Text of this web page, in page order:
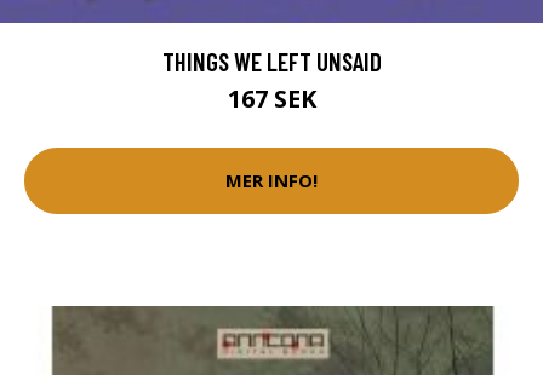
THINGS WE LEFT UNSAID
167 SEK
MER INFO!